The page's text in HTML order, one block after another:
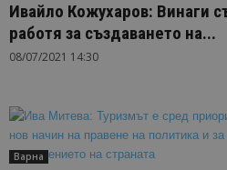
Ивайло Кожухаров: Винаги
работя за създаването на...
08/07/2021 14:30
Варна